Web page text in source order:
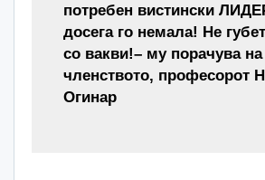
потребен вистински
досега го немала! Не
со вакви!– му порачува на
членството, професорот
Огинар